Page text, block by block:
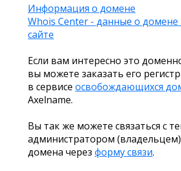
Информация о домене
Whois Center - данные о домене
сайте
Если вам интересно это
вы можете заказать его
в сервисе освобождающихся
Axelname.
Вы так же можете связаться с
администратором (владельцем)
домена через форму связи.